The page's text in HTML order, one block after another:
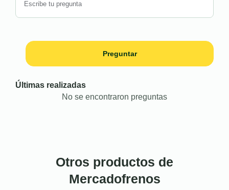
Preguntar
Últimas realizadas
No se encontraron preguntas
Otros productos de
Mercadofrenos